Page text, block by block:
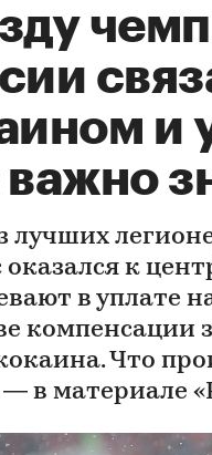
и
лучших
к
в уплате
компенсации
Что
в материале